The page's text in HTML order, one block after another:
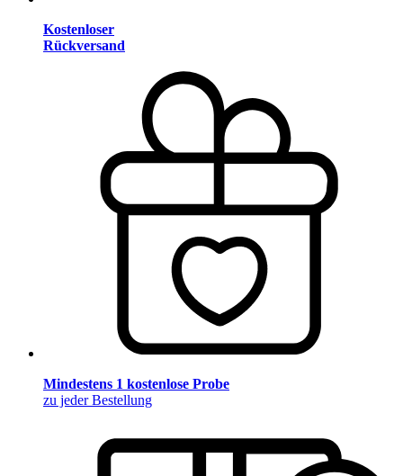
Kostenloser
Rückversand
Mindestens 1 kostenlose Probe
zu jeder Bestellung